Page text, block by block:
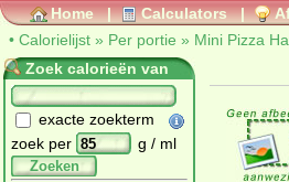
Home | Calculators |
• Calorielijst » Per portie » Mini Pizza
Zoek calorieën van
exacte zoekterm
zoek per
g / ml
Zoeken